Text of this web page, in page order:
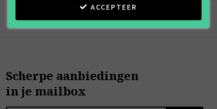
Scherpe aanbiedingen
in je mailbox
ACCEPTEER